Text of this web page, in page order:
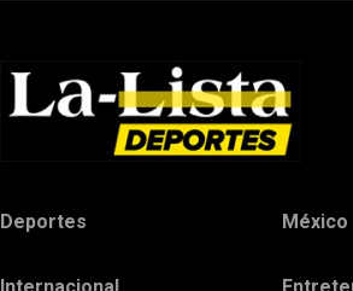
Deportes México